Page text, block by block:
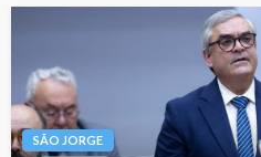
SÃO JORGE